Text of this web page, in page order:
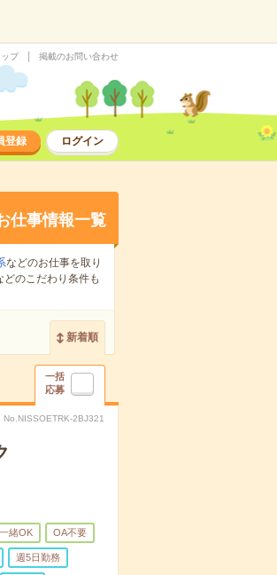
プ 掲載のお問い合わせ
登録 ログイン
仕事情報一覧
などのお仕事を取り
どのこだわり条件も
新着順
一括
応募
No.NISSOETRK-2BJ321
緒OK OA不要
週5日勤務